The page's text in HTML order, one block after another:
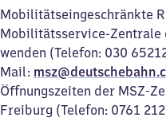
Mobilitätseingeschränkte
Mobilitätsservice-Zentrale
wenden (Telefon: 030
Mail:
Öffnungszeiten der MSZ-
Freiburg (Telefon: 0761